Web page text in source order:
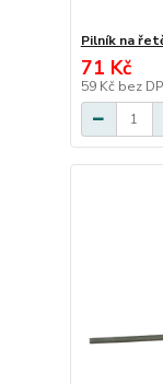
Pilník na
71 Kč
59 Kč bez